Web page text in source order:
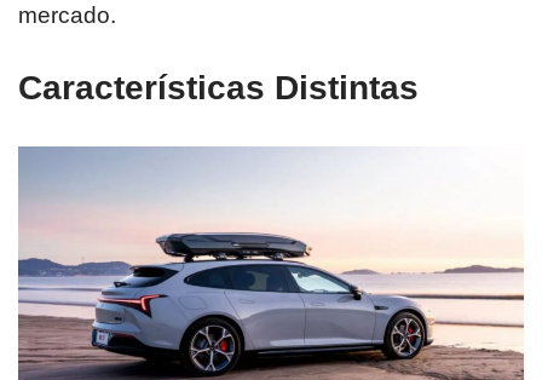
mercado.
Características Distintas